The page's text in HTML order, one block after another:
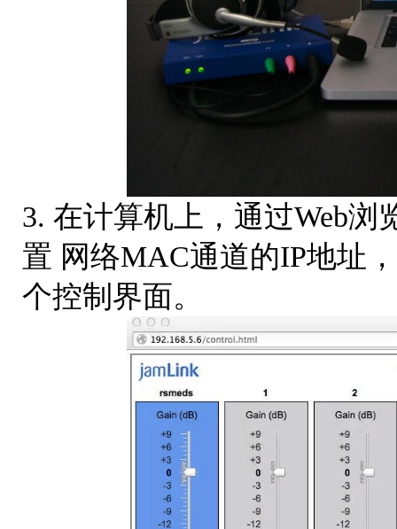
3. 在计算机上，通过Web浏
置 网络MAC通道的IP地址
个控制界面。